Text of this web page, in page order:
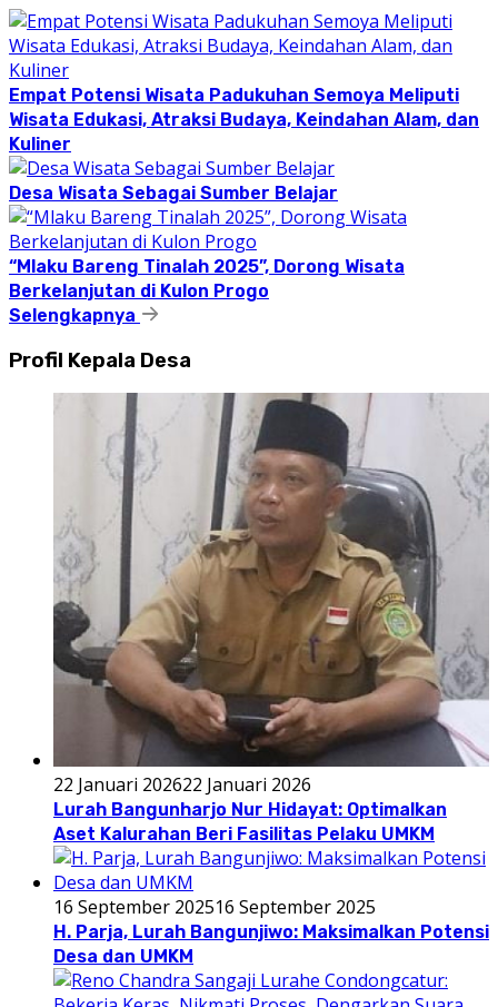
Empat Potensi Wisata Padukuhan Semoya Meliputi
Wisata Edukasi, Atraksi Budaya, Keindahan Alam, dan
Kuliner
Desa Wisata Sebagai Sumber Belajar
“Mlaku Bareng Tinalah 2025”, Dorong Wisata
Berkelanjutan di Kulon Progo
Selengkapnya
Profil Kepala Desa
22 Januari 202622 Januari 2026
Lurah Bangunharjo Nur Hidayat: Optimalkan
Aset Kalurahan Beri Fasilitas Pelaku UMKM
16 September 202516 September 2025
H. Parja, Lurah Bangunjiwo: Maksimalkan Potensi
Desa dan UMKM